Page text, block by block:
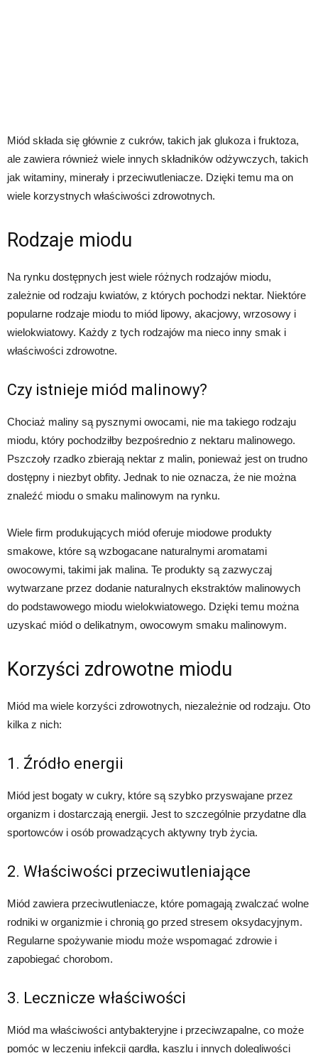
Miód składa się głównie z cukrów, takich jak glukoza i fruktoza,
ale zawiera również wiele innych składników odżywczych, takich
jak witaminy, minerały i przeciwutleniacze. Dzięki temu ma on
wiele korzystnych właściwości zdrowotnych.
Rodzaje miodu
Na rynku dostępnych jest wiele różnych rodzajów miodu,
zależnie od rodzaju kwiatów, z których pochodzi nektar. Niektóre
popularne rodzaje miodu to miód lipowy, akacjowy, wrzosowy i
wielokwiatowy. Każdy z tych rodzajów ma nieco inny smak i
właściwości zdrowotne.
Czy istnieje miód malinowy?
Chociaż maliny są pysznymi owocami, nie ma takiego rodzaju
miodu, który pochodziłby bezpośrednio z nektaru malinowego.
Pszczoły rzadko zbierają nektar z malin, ponieważ jest on trudno
dostępny i niezbyt obfity. Jednak to nie oznacza, że nie można
znaleźć miodu o smaku malinowym na rynku.
Wiele firm produkujących miód oferuje miodowe produkty
smakowe, które są wzbogacane naturalnymi aromatami
owocowymi, takimi jak malina. Te produkty są zazwyczaj
wytwarzane przez dodanie naturalnych ekstraktów malinowych
do podstawowego miodu wielokwiatowego. Dzięki temu można
uzyskać miód o delikatnym, owocowym smaku malinowym.
Korzyści zdrowotne miodu
Miód ma wiele korzyści zdrowotnych, niezależnie od rodzaju. Oto
kilka z nich:
1. Źródło energii
Miód jest bogaty w cukry, które są szybko przyswajane przez
organizm i dostarczają energii. Jest to szczególnie przydatne dla
sportowców i osób prowadzących aktywny tryb życia.
2. Właściwości przeciwutleniające
Miód zawiera przeciwutleniacze, które pomagają zwalczać wolne
rodniki w organizmie i chronią go przed stresem oksydacyjnym.
Regularne spożywanie miodu może wspomagać zdrowie i
zapobiegać chorobom.
3. Lecznicze właściwości
Miód ma właściwości antybakteryjne i przeciwzapalne, co może
pomóc w leczeniu infekcji gardła, kaszlu i innych dolegliwości